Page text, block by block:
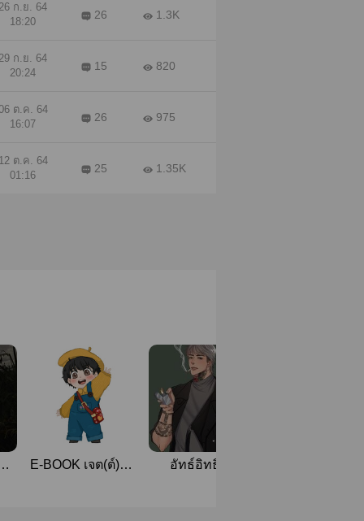
26 ก.ย. 64
18:20
26 1.3K
29 ก.ย. 64
20:24
15 820
ต.ค. 64
16:07
26 975
12 ต.ค. 64
01:16
25 1.35K
E-BOOK เจต(ต์)นา
อัทธ์อิทธิกร